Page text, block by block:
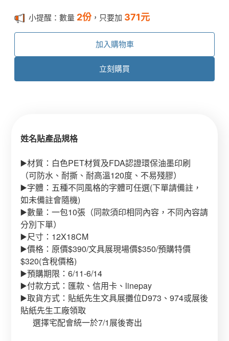
小提醒：數量 2份 ，只要加 371元
加入購物車
立刻購買
姓名貼產品規格
▶️材質：白色PET材質及FDA認證環保油墨印刷
（可防水、耐撕、耐高溫120度、不易殘膠）
▶️字體：五種不同風格的字體可任選(下單請備註，
如未備註會隨機)
▶️數量：一包10張（同款須印相同內容，不同內容請
分別下單）
▶️尺寸：12X18CM
▶️價格：原價$390/文具展現場價$350/預購特價
$320(含稅價格)
▶️預購期限：6/11-6/14
▶️付款方式：匯款、信用卡、linepay
▶️取貨方式：貼紙先生文具展攤位D973、974或展後
貼紙先生工廠領取
選擇宅配會統一於7/1展後寄出